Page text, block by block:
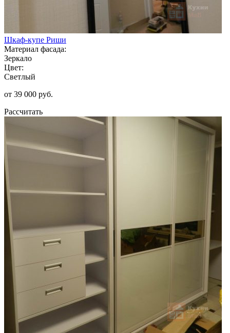
Шкаф-купе Риши
Материал фасада:
Зеркало
Цвет:
Светлый
от 39 000 руб.
Рассчитать